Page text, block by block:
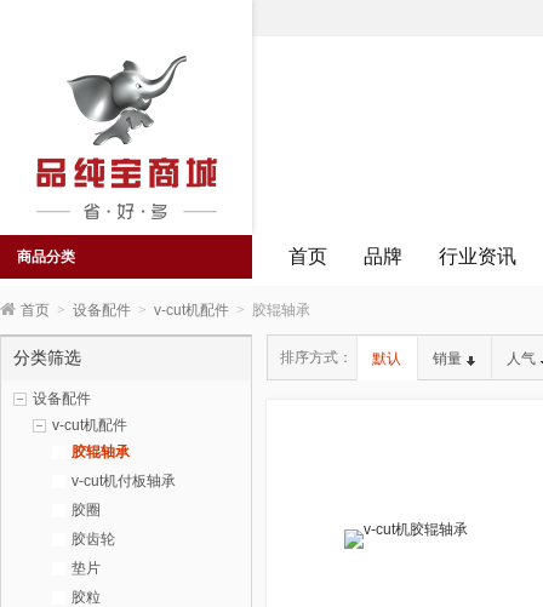
商品分类 首页 品牌 行业资讯
首页 > 设备配件 > v-cut机配件 > 胶辊轴承
分类筛选
设备配件
v-cut机配件
胶辊轴承
v-cut机付板轴承
胶圈
胶齿轮
垫片
胶粒
排序方式： 默认 销量 人气